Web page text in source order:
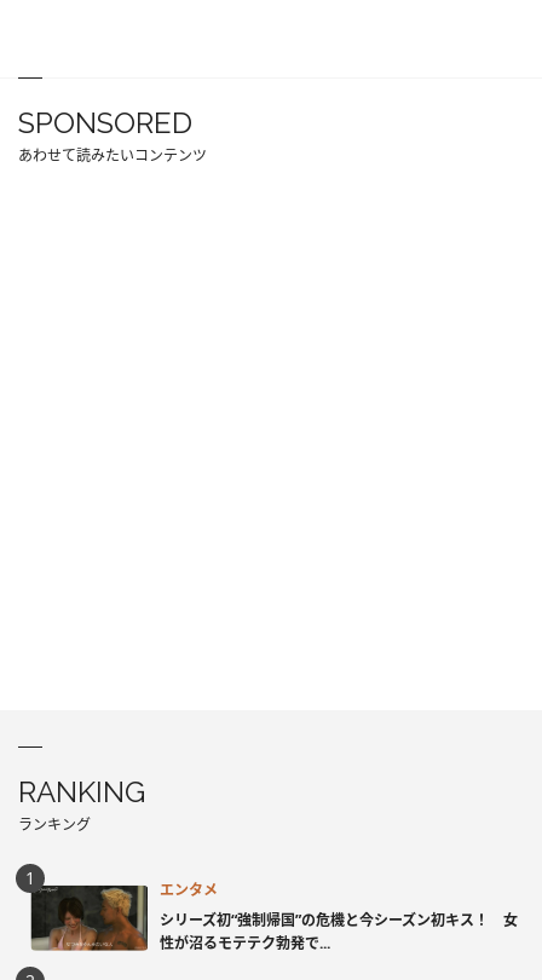
SPONSORED
あわせて読みたいコンテンツ
RANKING
ランキング
エンタメ
シリーズ初“強制帰国”の危機と今シーズン初キス！ 女
性が沼るモテテク勃発で...